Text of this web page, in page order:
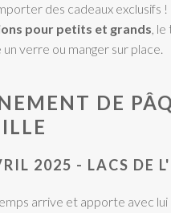
des cadeaux exclusifs
pour petits et grands,
verre ou manger sur place.
DE
2025 - LACS DE
arrive et apporte avec